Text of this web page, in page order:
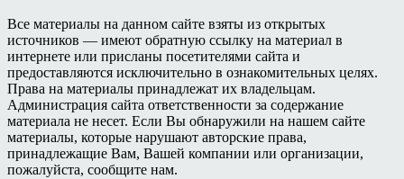
Все материалы на данном сайте взяты из открытых
источников — имеют обратную ссылку на материал в
интернете или присланы посетителями сайта и
предоставляются исключительно в ознакомительных целях.
Права на материалы принадлежат их владельцам.
Администрация сайта ответственности за содержание
материала не несет. Если Вы обнаружили на нашем сайте
материалы, которые нарушают авторские права,
принадлежащие Вам, Вашей компании или организации,
пожалуйста, сообщите нам.